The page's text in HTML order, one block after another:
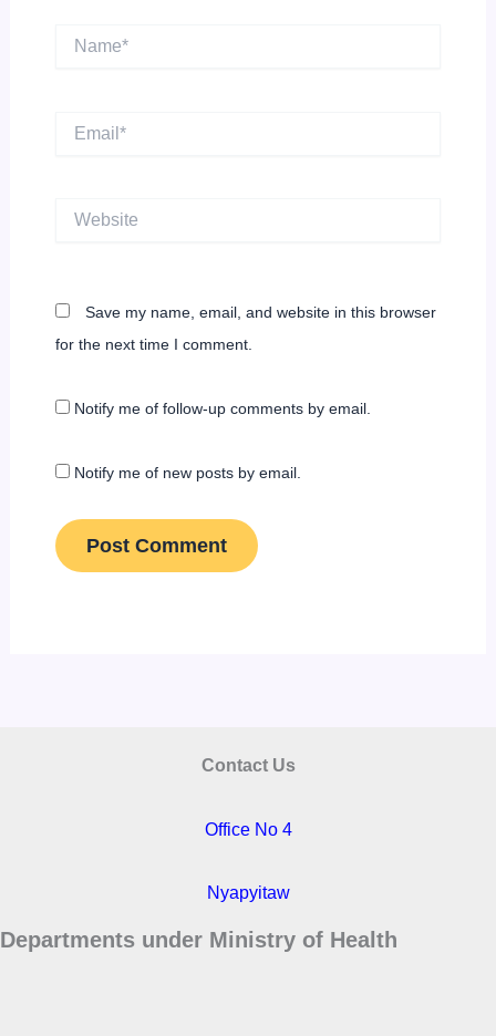
Website
Save my name, email, and website in this browser
for the next time I comment.
Notify me of follow-up comments by email.
Notify me of new posts by email.
Contact Us
Office No 4
Nyapyitaw
Departments under Ministry of Health